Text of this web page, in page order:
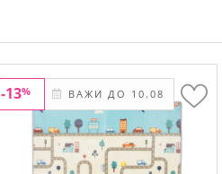
ВАЖИ ДО 10.08
-13%